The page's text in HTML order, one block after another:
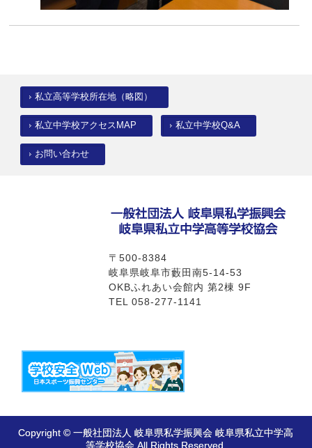
私立高等学校所在地（略図）
私立中学校アクセスMAP 私立中学校Q&A
お問い合わせ
〒500-8384
岐阜県岐阜市藪田南5-14-53
OKBふれあい会館内 第2棟 9F
TEL 058-277-1141
Copyright © 一般社団法人 岐阜県私学振興会 岐阜県私立中学高
等学校協会 All Rights Reserved.